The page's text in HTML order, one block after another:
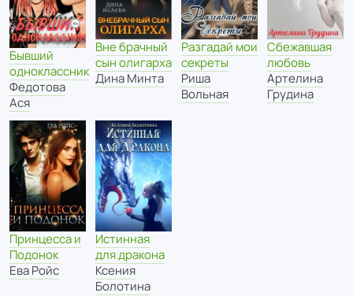
Бывший
одноклассник
Федотова
Ася
Вне брачный
сын олигарха
Дина Минта
Разгадай мои
секреты
Риша
Вольная
Сбежавшая
любовь
Артелина
Грудина
Принцесса и
Подонок
Ева Ройс
Истинная
для дракона
Ксения
Болотина